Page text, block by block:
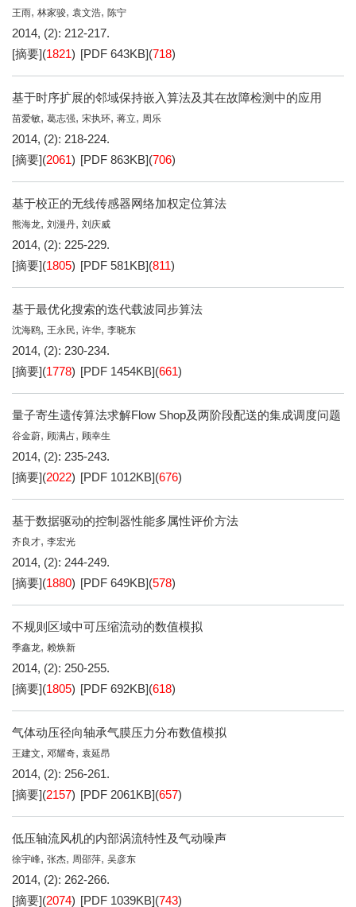
王雨, 林家骏, 袁文浩, 陈宁
2014, (2): 212-217.
[摘要](1821) [PDF 643KB](718)
基于时序扩展的邻域保持嵌入算法及其在故障检测中的应用
苗爱敏, 葛志强, 宋执环, 蒋立, 周乐
2014, (2): 218-224.
[摘要](2061) [PDF 863KB](706)
基于校正的无线传感器网络加权定位算法
熊海龙, 刘漫丹, 刘庆威
2014, (2): 225-229.
[摘要](1805) [PDF 581KB](811)
基于最优化搜索的迭代载波同步算法
沈海鸥, 王永民, 许华, 李晓东
2014, (2): 230-234.
[摘要](1778) [PDF 1454KB](661)
量子寄生遗传算法求解Flow Shop及两阶段配送的集成调度问题
谷金蔚, 顾满占, 顾幸生
2014, (2): 235-243.
[摘要](2022) [PDF 1012KB](676)
基于数据驱动的控制器性能多属性评价方法
齐良才, 李宏光
2014, (2): 244-249.
[摘要](1880) [PDF 649KB](578)
不规则区域中可压缩流动的数值模拟
季鑫龙, 赖焕新
2014, (2): 250-255.
[摘要](1805) [PDF 692KB](618)
气体动压径向轴承气膜压力分布数值模拟
王建文, 邓耀奇, 袁延昂
2014, (2): 256-261.
[摘要](2157) [PDF 2061KB](657)
低压轴流风机的内部涡流特性及气动噪声
徐宇峰, 张杰, 周邵萍, 吴彦东
2014, (2): 262-266.
[摘要](2074) [PDF 1039KB](743)